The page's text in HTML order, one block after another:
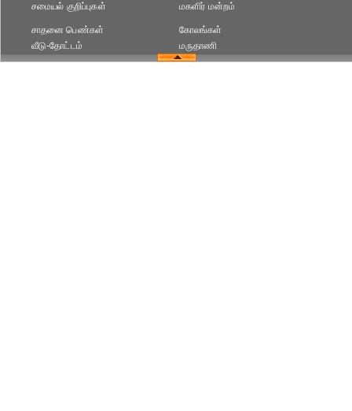
சமையல் குறிப்புகள்
மகளிர் மன்றம்
சாதனை பெண்கள்
வீடு-தோட்டம்
கோலங்கள்
மருதாணி